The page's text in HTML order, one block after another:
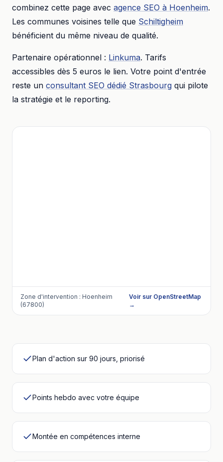
combinez cette page avec agence SEO à Hoenheim.
Les communes voisines telle que Schiltigheim
bénéficient du même niveau de qualité.
Partenaire opérationnel : Linkuma. Tarifs
accessibles dès 5 euros le lien. Votre point d'entrée
reste un consultant SEO dédié Strasbourg qui pilote
la stratégie et le reporting.
Zone d'intervention : Hoenheim
(67800)
Voir sur OpenStreetMap
→
Plan d'action sur 90 jours, priorisé
Points hebdo avec votre équipe
Montée en compétences interne